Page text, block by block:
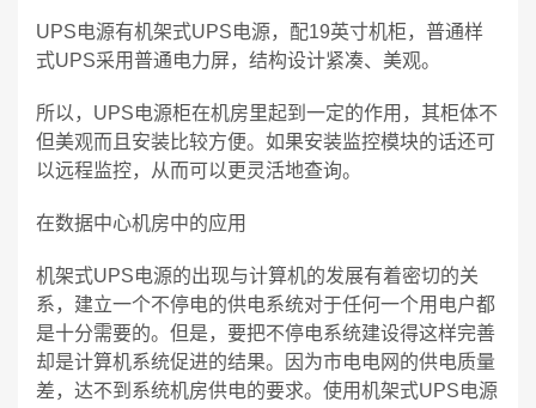
UPS电源有机架式UPS电源，配19英寸机柜，普通样
式UPS采用普通电力屏，结构设计紧凑、美观。
所以，UPS电源柜在机房里起到一定的作用，其柜体不
但美观而且安装比较方便。如果安装监控模块的话还可
以远程监控，从而可以更灵活地查询。
在数据中心机房中的应用
机架式UPS电源的出现与计算机的发展有着密切的关
系，建立一个不停电的供电系统对于任何一个用电户都
是十分需要的。但是，要把不停电系统建设得这样完善
却是计算机系统促进的结果。因为市电电网的供电质量
差，达不到系统机房供电的要求。使用机架式UPS电源